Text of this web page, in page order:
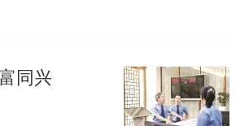
同兴